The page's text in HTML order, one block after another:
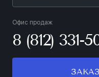
Офис продаж
8 (812) 331-